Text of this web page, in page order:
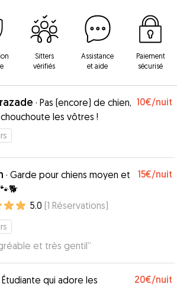
Sitters
vérifiés
Assistance
et aide
Paiement
sécurisé
· Pas (encore) de chien,
les vôtres !
10€/nuit
· Garde pour chiens moyen et
15€/nuit
5.0 (1 Réservations)
et très gentil”
Étudiante qui adore les
20€/nuit